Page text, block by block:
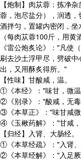
【炮制】肉苁蓉：拣净
蓉，泡尽盐分），润透
酒拌匀，置罐内密闭，坐
（每肉苁蓉100斤，用黄
《雷公炮炙论》："凡使
刷去沙土浮甲尽，劈破
出，又用酥炙得所。"
【性味】甘酸咸，温。
①《本经》："味甘，微
②《别录》："酸咸，无
③《本草正》："味甘咸
④《玉楸药解》："甘咸
【归经】入肾、大肠经。
①《本草经疏》："入肾
②《本草经解》："入足